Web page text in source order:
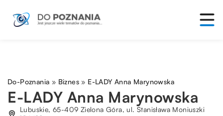
Do-Poznania » Biznes » E-LADY Anna Marynowska
E-LADY Anna Marynowska
Lubuskie, 65-409 Zielona Góra, ul. Stanisława Moniuszki